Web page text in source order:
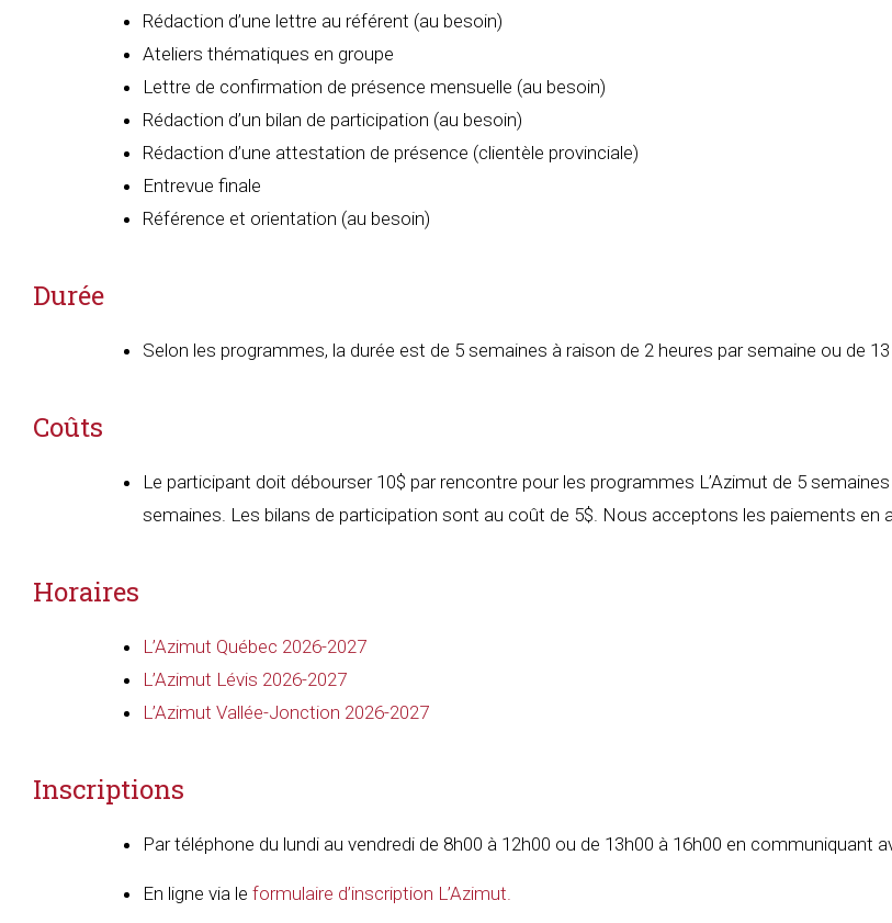
Rédaction d’une lettre au référent (au besoin)
Ateliers thématiques en groupe
Lettre de confirmation de présence mensuelle (au besoin)
Rédaction d’un bilan de participation (au besoin)
Rédaction d’une attestation de présence (clientèle provinciale)
Entrevue finale
Référence et orientation (au besoin)
Durée
Selon les programmes, la durée est de 5 semaines à raison de 2 heures par semaine ou de
Coûts
Le participant doit débourser 10$ par rencontre pour les programmes L’Azimut de 5
semaines. Les bilans de participation sont au coût de 5$. Nous acceptons les paiements
Horaires
L’Azimut Québec 2026-2027
L’Azimut Lévis 2026-2027
L’Azimut Vallée-Jonction 2026-2027
Inscriptions
Par téléphone du lundi au vendredi de 8h00 à 12h00 ou de 13h00 à 16h00 en communiquant
En ligne via le formulaire d’inscription L’Azimut.